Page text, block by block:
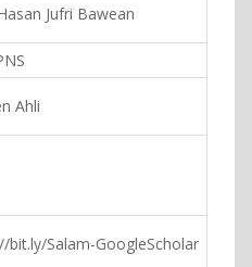
Jufri Bawean
Ahli
bit.ly/Salam-GoogleScholar